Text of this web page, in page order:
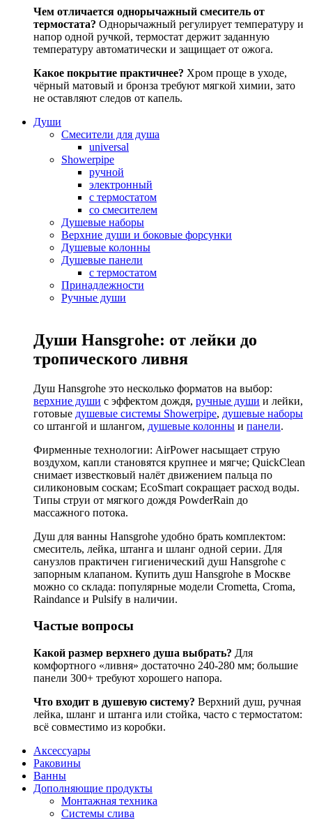
Чем отличается однорычажный смеситель от
термостата? Однорычажный регулирует температуру и
напор одной ручкой, термостат держит заданную
температуру автоматически и защищает от ожога.
Какое покрытие практичнее? Хром проще в уходе,
чёрный матовый и бронза требуют мягкой химии, зато
не оставляют следов от капель.
Души
Смесители для душа
universal
Showerpipe
ручной
электронный
с термостатом
со смесителем
Душевые наборы
Верхние души и боковые форсунки
Душевые колонны
Душевые панели
с термостатом
Принадлежности
Ручные души
Души Hansgrohe: от лейки до
тропического ливня
Душ Hansgrohe это несколько форматов на выбор:
верхние души с эффектом дождя, ручные души и лейки,
готовые душевые системы Showerpipe, душевые наборы
со штангой и шлангом, душевые колонны и панели.
Фирменные технологии: AirPower насыщает струю
воздухом, капли становятся крупнее и мягче; QuickClean
снимает известковый налёт движением пальца по
силиконовым соскам; EcoSmart сокращает расход воды.
Типы струи от мягкого дождя PowderRain до
массажного потока.
Душ для ванны Hansgrohe удобно брать комплектом:
смеситель, лейка, штанга и шланг одной серии. Для
санузлов практичен гигиенический душ Hansgrohe с
запорным клапаном. Купить душ Hansgrohe в Москве
можно со склада: популярные модели Crometta, Croma,
Raindance и Pulsify в наличии.
Частые вопросы
Какой размер верхнего душа выбрать? Для
комфортного «ливня» достаточно 240-280 мм; большие
панели 300+ требуют хорошего напора.
Что входит в душевую систему? Верхний душ, ручная
лейка, шланг и штанга или стойка, часто с термостатом:
всё совместимо из коробки.
Аксессуары
Раковины
Ванны
Дополняющие продукты
Монтажная техника
Системы слива